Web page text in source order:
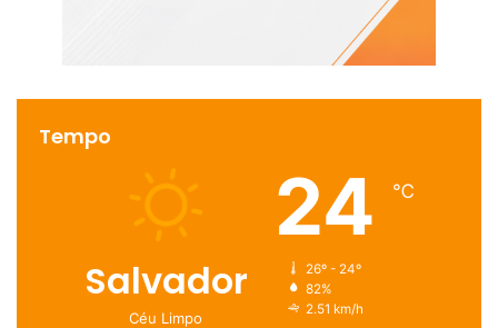
Tempo
Salvador
Céu Limpo
24 ℃
26º - 24º
82%
2.51 km/h